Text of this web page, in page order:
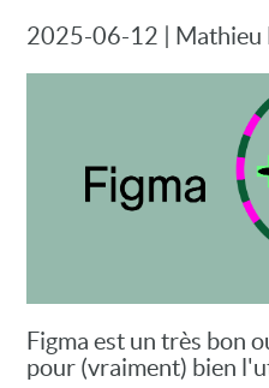
2025-06-12 Mathieu
Figma est un très bon
pour (vraiment) bien